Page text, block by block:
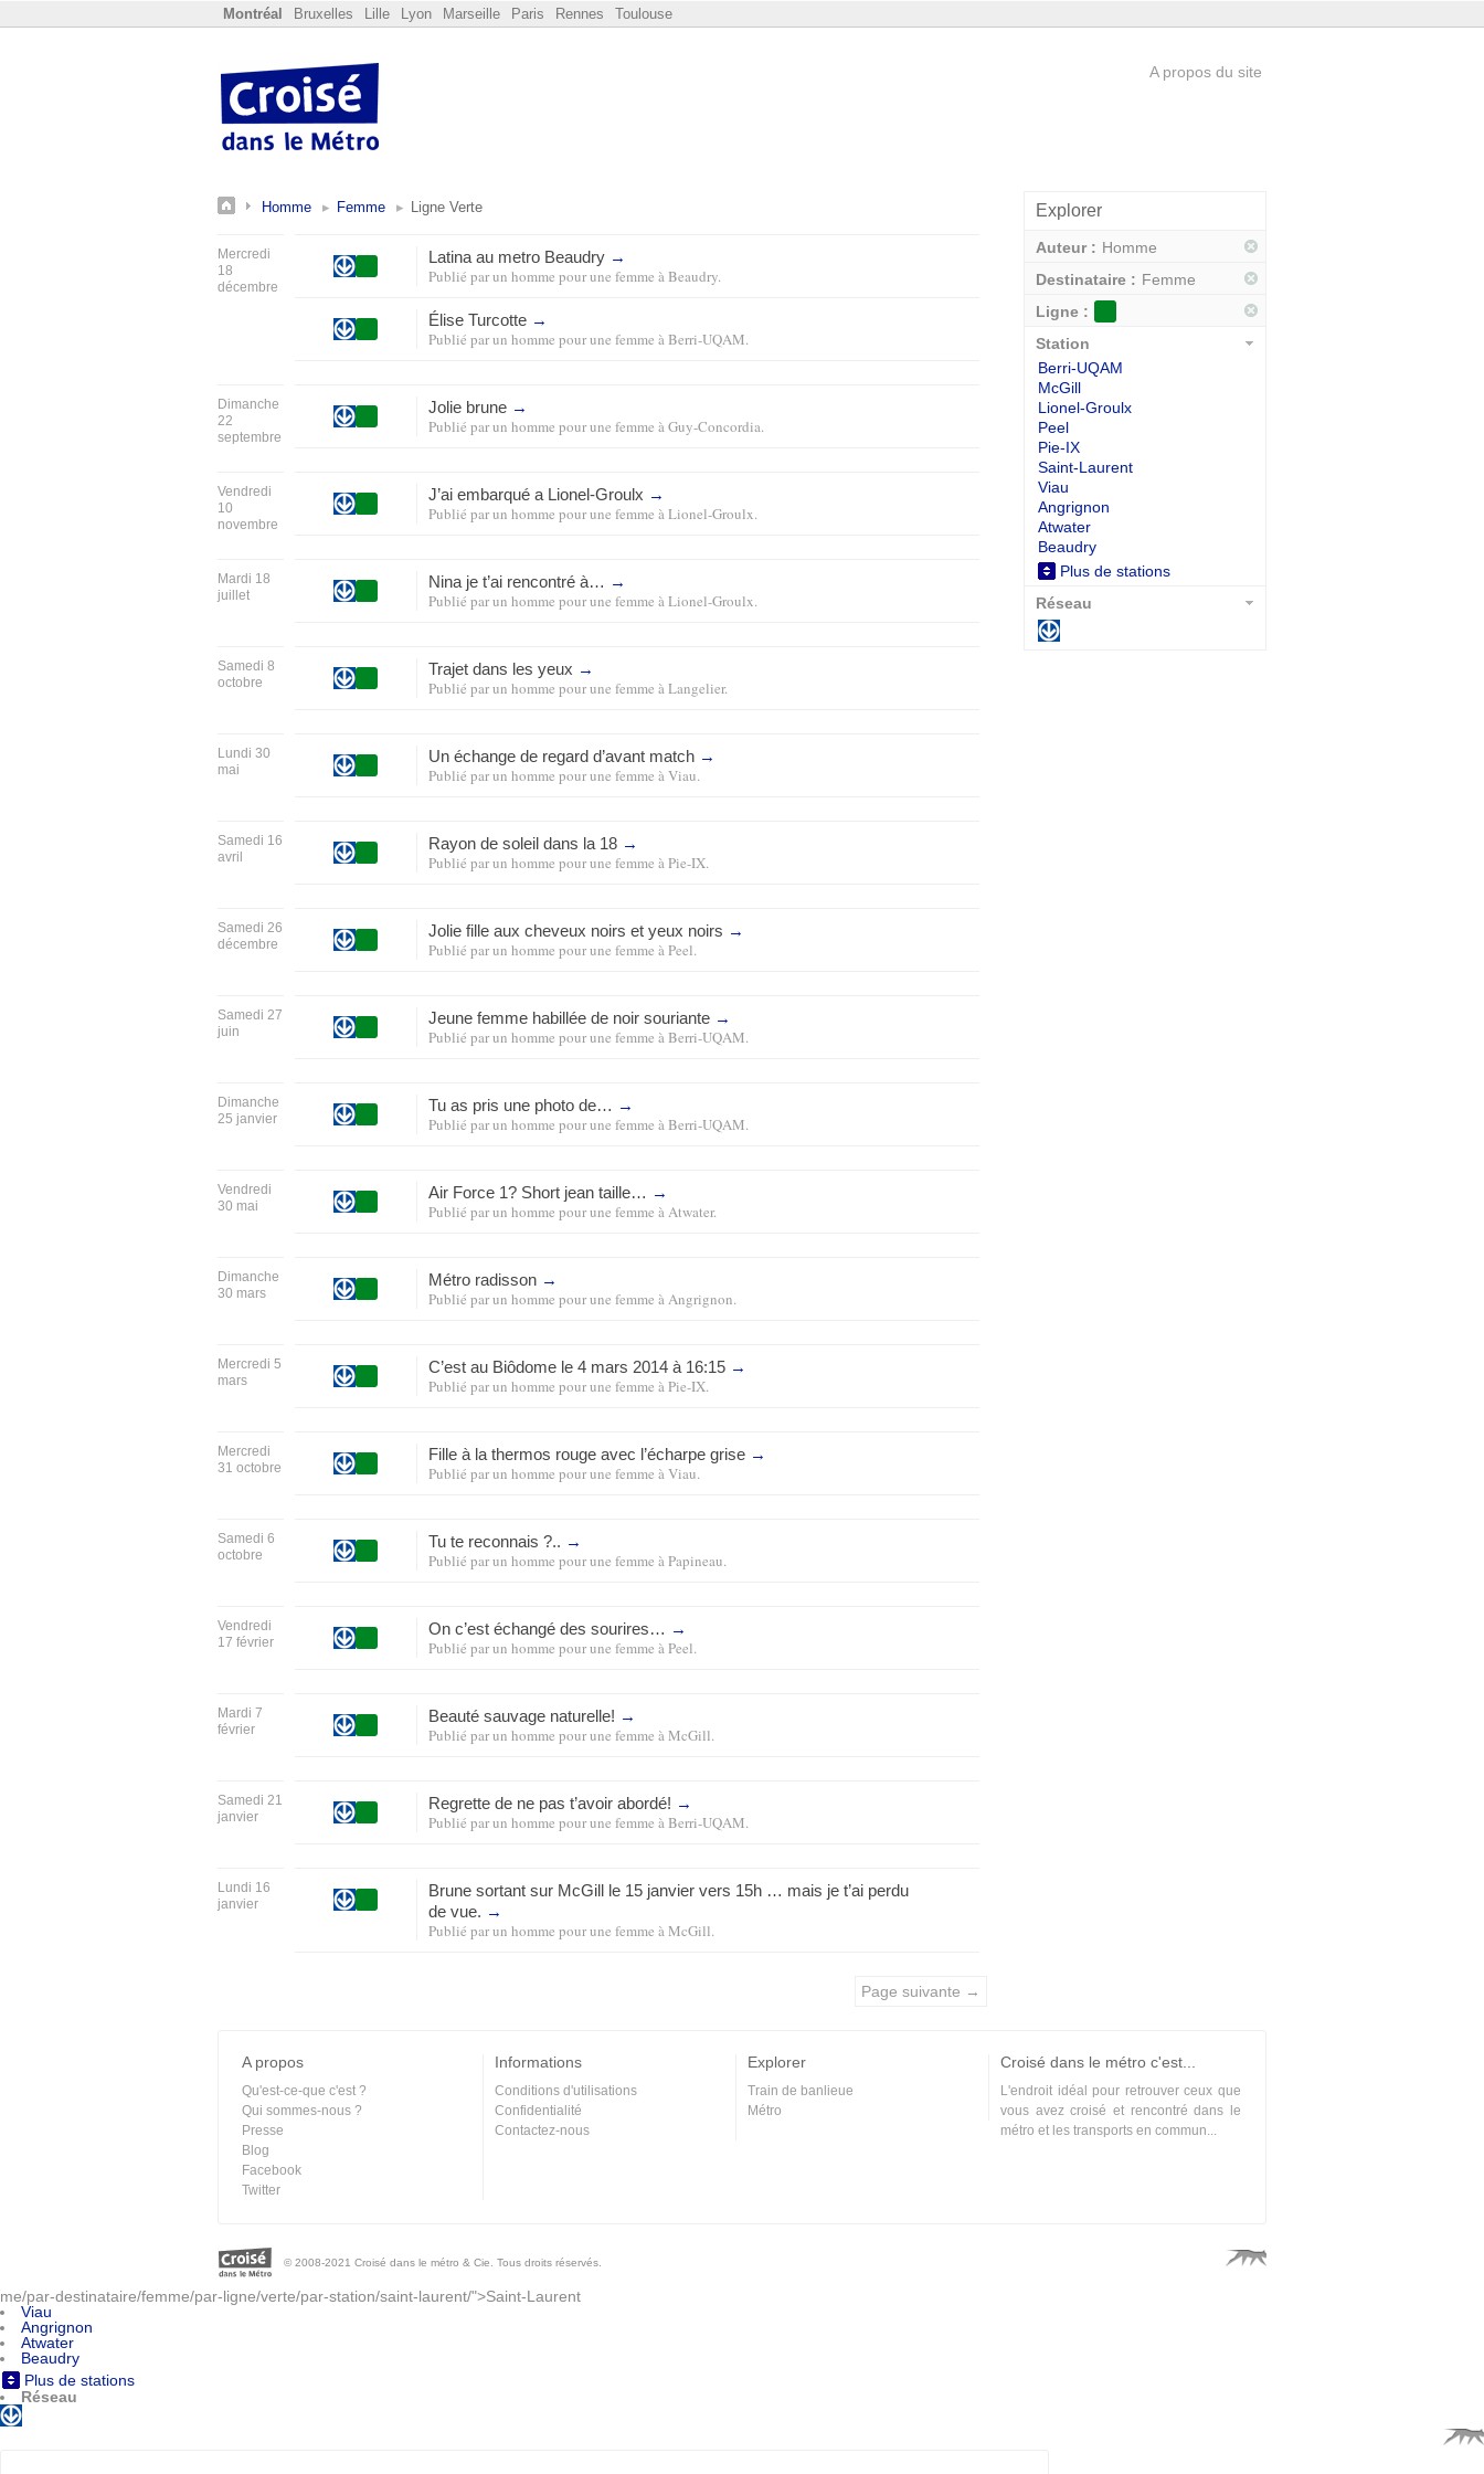
Montréal Bruxelles Lille Lyon Marseille Paris Rennes Toulouse
A propos du site
Homme Femme Ligne Verte
Mercredi
18
décembre
Latina au metro Beaudry →
Publié parun homme pour une femme àBeaudry.
Élise Turcotte →
Publié parun homme pour une femme àBerri-UQAM.
Dimanche
22
septembre
Jolie brune →
Publié parun homme pour une femme àGuy-Concordia.
Vendredi
10
novembre
J’ai embarqué a Lionel-Groulx →
Publié parun homme pour une femme àLionel-Groulx.
Mardi 18
juillet
Nina je t’ai rencontré à… →
Publié parun homme pour une femme àLionel-Groulx.
Samedi 8
octobre
Trajet dans les yeux →
Publié parun homme pour une femme àLangelier.
Lundi 30
mai
Un échange de regard d’avant match →
Publié parun homme pour une femme àViau.
Samedi 16
avril
Rayon de soleil dans la 18 →
Publié parun homme pour une femme àPie-IX.
Samedi 26
décembre
Jolie fille aux cheveux noirs et yeux noirs →
Publié parun homme pour une femme àPeel.
Samedi 27
juin
Jeune femme habillée de noir souriante →
Publié parun homme pour une femme àBerri-UQAM.
Dimanche
25 janvier
Tu as pris une photo de… →
Publié parun homme pour une femme àBerri-UQAM.
Vendredi
30 mai
Air Force 1? Short jean taille… →
Publié parun homme pour une femme àAtwater.
Dimanche
30 mars
Métro radisson →
Publié parun homme pour une femme àAngrignon.
Mercredi 5
mars
C’est au Biôdome le 4 mars 2014 à 16:15 →
Publié parun homme pour une femme àPie-IX.
Mercredi
31 octobre
Fille à la thermos rouge avec l’écharpe grise →
Publié parun homme pour une femme àViau.
Samedi 6
octobre
Tu te reconnais ?.. →
Publié parun homme pour une femme àPapineau.
Vendredi
17 février
On c’est échangé des sourires… →
Publié parun homme pour une femme àPeel.
Mardi 7
février
Beauté sauvage naturelle! →
Publié parun homme pour une femme àMcGill.
Samedi 21
janvier
Regrette de ne pas t’avoir abordé! →
Publié parun homme pour une femme àBerri-UQAM.
Lundi 16
janvier
Brune sortant sur McGill le 15 janvier vers 15h … mais je t’ai perdu
de vue. →
Publié parun homme pour une femme àMcGill.
Page suivante →
Explorer
Auteur : Homme
Destinataire : Femme
Ligne :
Station
Berri-UQAM
McGill
Lionel-Groulx
Peel
Pie-IX
Saint-Laurent
Viau
Angrignon
Atwater
Beaudry
Plus de stations
Réseau
A propos
Qu'est-ce-que c'est ?
Qui sommes-nous ?
Presse
Blog
Facebook
Twitter
Informations
Conditions d'utilisations
Confidentialité
Contactez-nous
Explorer
Train de banlieue
Métro
Croisé dans le métro c'est...
L'endroit idéal pour retrouver ceux que
vous avez croisé et rencontré dans le
métro et les transports en commun...
© 2008-2021 Croisé dans le métro & Cie. Tous droits réservés.
me/par-destinataire/femme/par-ligne/verte/par-station/saint-laurent/">Saint-Laurent
Viau
Angrignon
Atwater
Beaudry
Plus de stations
Réseau